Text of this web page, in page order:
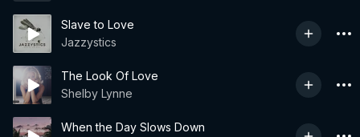
Slave to Love
Jazzystics
The Look Of Love
Shelby Lynne
When the Day Slows Down